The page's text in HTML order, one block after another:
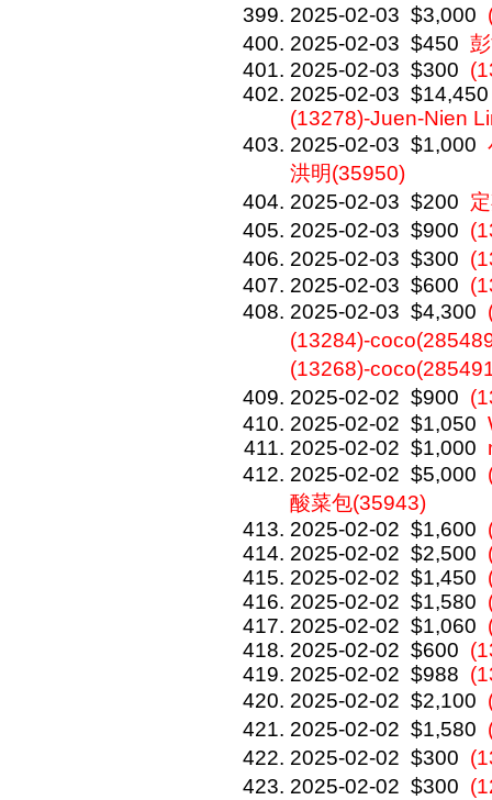
2025-02-03 $3,000
2025-02-03 $450
2025-02-03 $300
2025-02-03 $14,450
(13278)-Juen-Nien
2025-02-03 $1,000
洪明(35950)
2025-02-03 $200
2025-02-03 $900
2025-02-03 $300
2025-02-03 $600
2025-02-03 $4,300
(13284)-
(13268)-
2025-02-02 $900
2025-02-02 $1,050
2025-02-02 $1,000
2025-02-02 $5,000
酸菜包(35943)
2025-02-02 $1,600
2025-02-02 $2,500
2025-02-02 $1,450
2025-02-02 $1,580
2025-02-02 $1,060
2025-02-02 $600
2025-02-02 $988
2025-02-02 $2,100
2025-02-02 $1,580
2025-02-02 $300
2025-02-02 $300